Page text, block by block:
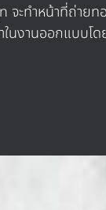
จะทำหน้าที่ถ่าย
งานออกแบบโด